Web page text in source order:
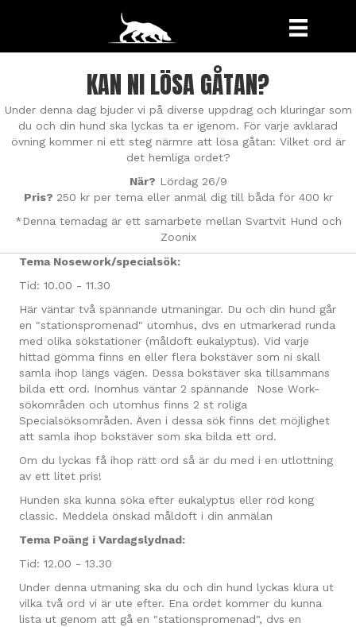
KAN NI LÖSA GÅTAN?
Under denna dag bjuder vi på diverse uppdrag och kluringar som
du och din hund ska lyckas ta er igenom. För varje avklarad
övning kommer ni ett steg närmre att lösa gåtan: Vilket ord är
det hemliga ordet?
När? Lördag 26/9
Pris? 250 kr per tema eller anmäl dig till båda för 400 kr
*Denna temadag är ett samarbete mellan Svartvit Hund och
Zoonix
Tema Nosework/specialsök:
Tid: 10.00 - 11.30
Här väntar två spännande utmaningar. Du och din hund går
en "stationspromenad" utomhus, dvs en utmarkerad runda
med olika sökstationer (måldoft eukalyptus). Vid varje
hittad gömma finns en eller flera bokstäver som ni skall
samla ihop längs vägen. Dessa bokstäver ska tillsammans
bilda ett ord. Inomhus väntar 2 spännande Nose Work-
sökområden och utomhus finns 2 st roliga
Specialsöksområden. Även i dessa sök finns det möjlighet
att samla ihop bokstäver som ska bilda ett ord.
Om du lyckas få ihop rätt ord så är du med i en utlottning
av ett litet pris!
Hunden ska kunna söka efter eukalyptus eller röd kong
classic. Meddela önskad måldoft i din anmälan
Tema Poäng i Vardagslydnad:
Tid: 12.00 - 13.30
Under denna utmaning ska du och din hund lyckas klura ut
vilka två ord vi är ute efter. Ena ordet kommer du kunna
lista ut genom att gå en "stationspromenad", dvs en